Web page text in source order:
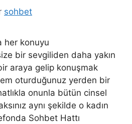
sohbet
her konuyu
bir sevgiliden daha yakın
araya gelip konuşmak
oturduğunuz yerden bir
onunla bütün cinsel
aynı şekilde o kadın
Sohbet Hattı